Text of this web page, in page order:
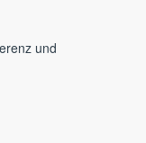
und